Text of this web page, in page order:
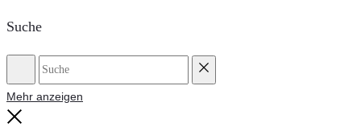
Suche
Suche
Mehr anzeigen